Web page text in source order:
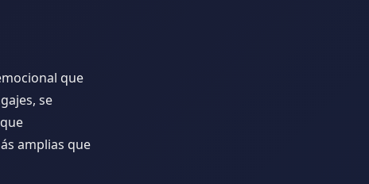
que
se
amplias que